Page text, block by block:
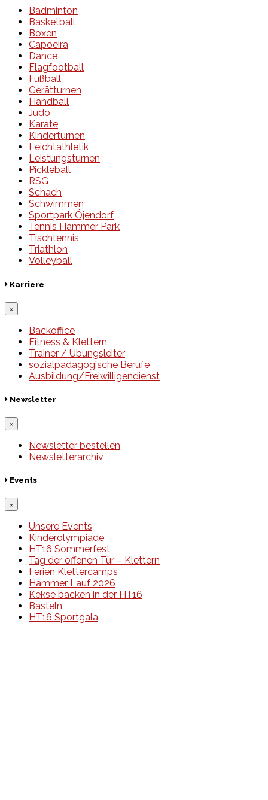
Badminton
Basketball
Boxen
Capoeira
Dance
Flagfootball
Fußball
Gerätturnen
Handball
Judo
Karate
Kinderturnen
Leichtathletik
Leistungsturnen
Pickleball
RSG
Schach
Schwimmen
Sportpark Öjendorf
Tennis Hammer Park
Tischtennis
Triathlon
Volleyball
Karriere
×
Backoffice
Fitness & Klettern
Trainer / Übungsleiter
sozialpädagogische Berufe
Ausbildung/Freiwilligendienst
Newsletter
×
Newsletter bestellen
Newsletterarchiv
Events
×
Unsere Events
Kinderolympiade
HT16 Sommerfest
Tag der offenen Tür – Klettern
Ferien Klettercamps
Hammer Lauf 2026
Kekse backen in der HT16
Basteln
HT16 Sportgala